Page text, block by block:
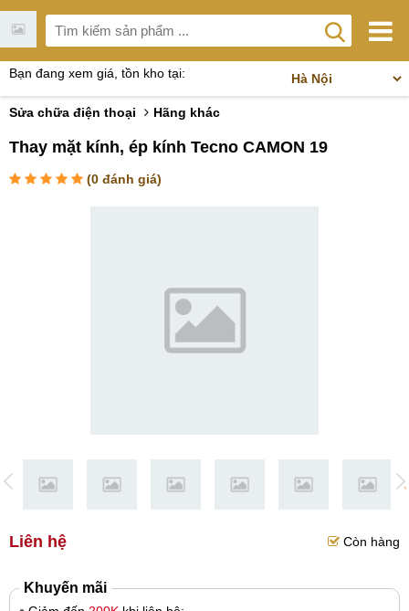
Bạn đang xem giá, tồn kho tại:
Sửa chữa điện thoại Hãng khác
Thay mặt kính, ép kính Tecno CAMON 19
(0 đánh giá)
Liên hệ Còn hàng
Khuyến mãi